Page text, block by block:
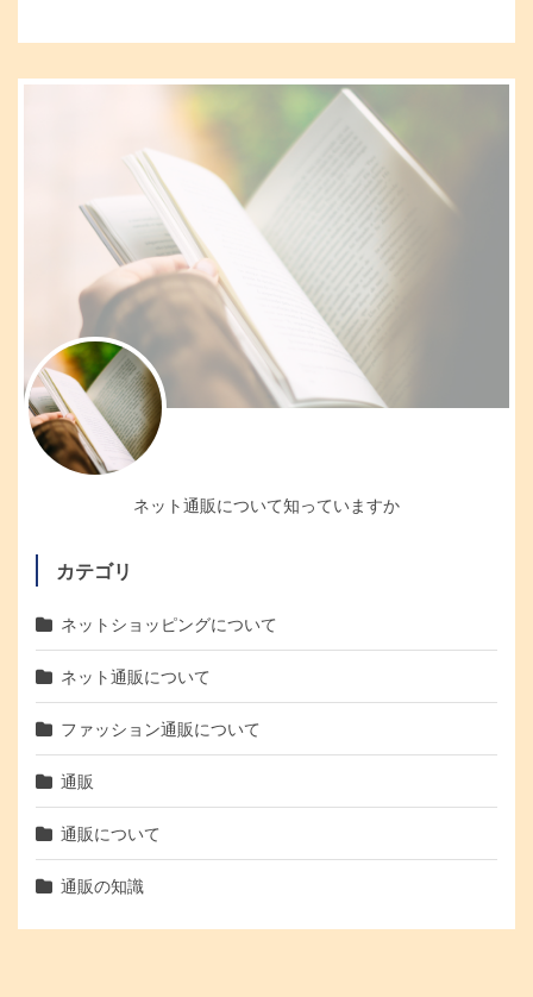
ネット通販について知っていますか
カテゴリ
ネットショッピングについて
ネット通販について
ファッション通販について
通販
通販について
通販の知識